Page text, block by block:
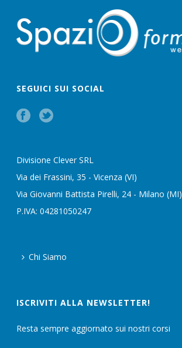
SEGUICI SUI SOCIAL
Divisione Clever SRL
Via dei Frassini, 35 - Vicenza (VI)
Via Giovanni Battista Pirelli, 24 - Milano (MI)
P.IVA: 04281050247
Chi Siamo
ISCRIVITI ALLA NEWSLETTER!
Resta sempre aggiornato sui nostri corsi